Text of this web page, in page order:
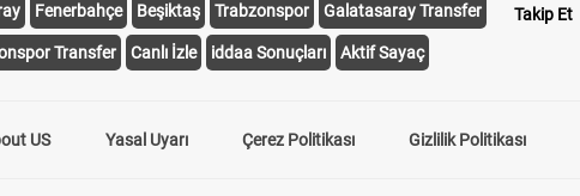
Fenerbahçe Beşiktaş Trabzonspor Galatasaray Transfer
Transfer Canlı İzle iddaa Sonuçları Aktif Sayaç
Takip Et
US Yasal Uyarı Çerez Politikası Gizlilik Politikası